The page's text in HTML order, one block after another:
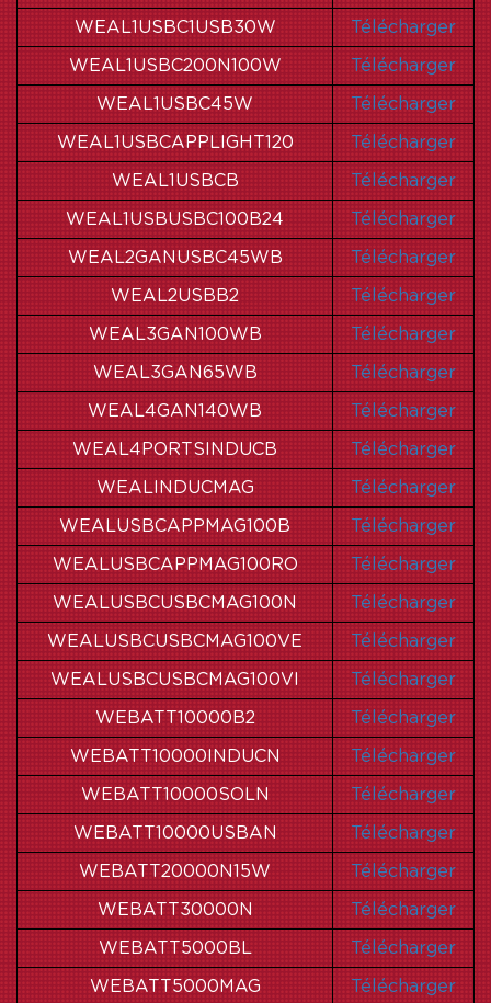
WEAL1USBC1USB30W Télécharger
WEAL1USBC200N100W Télécharger
WEAL1USBC45W Télécharger
WEAL1USBCAPPLIGHT120 Télécharger
WEAL1USBCB Télécharger
WEAL1USBUSBC100B24 Télécharger
WEAL2GANUSBC45WB Télécharger
WEAL2USBB2 Télécharger
WEAL3GAN100WB Télécharger
WEAL3GAN65WB Télécharger
WEAL4GAN140WB Télécharger
WEAL4PORTSINDUCB Télécharger
WEALINDUCMAG Télécharger
WEALUSBCAPPMAG100B Télécharger
WEALUSBCAPPMAG100RO Télécharger
WEALUSBCUSBCMAG100N Télécharger
WEALUSBCUSBCMAG100VE Télécharger
WEALUSBCUSBCMAG100VI Télécharger
WEBATT10000B2 Télécharger
WEBATT10000INDUCN Télécharger
WEBATT10000SOLN Télécharger
WEBATT10000USBAN Télécharger
WEBATT20000N15W Télécharger
WEBATT30000N Télécharger
WEBATT5000BL Télécharger
WEBATT5000MAG Télécharger